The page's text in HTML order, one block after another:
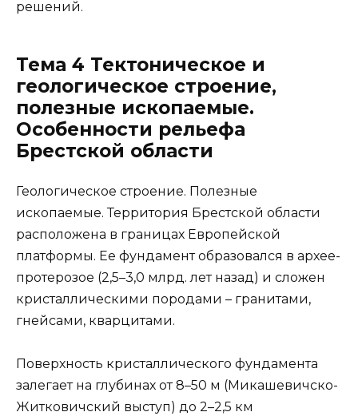
решений.
Тема 4 Тектоническое и
геологическое строение,
полезные ископаемые.
Особенности рельефа
Брестской области
Геологическое строение. Полезные
ископаемые. Территория Брестской области
расположена в границах Европейской
платформы. Ее фундамент образовался в архее-
протерозое (2,5–3,0 млрд. лет назад) и сложен
кристаллическими породами – гранитами,
гнейсами, кварцитами.
Поверхность кристаллического фундамента
залегает на глубинах от 8–50 м (Микашевичско-
Житковичский выступ) до 2–2,5 км